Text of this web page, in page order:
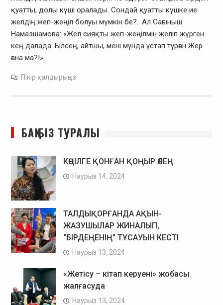
қуатты, долы күші оралады. Сондай қуатты күшке ие
желдің жеп-жеңіл болуы мүмкін бе?.. Ал Сағыныш
Намазшамова: «Жел сияқты жеп-жеңілмін желіп жүрген
кең далада. Білсең, айтшы, мені мұнда ұстап тұрған Жер
ғана ма?!»…
Пікір қалдырыңыз
БАҚ БІЗ ТУРАЛЫ
КӨҢІЛГЕ ҚОНҒАН ҚОҢЫР ӨЛЕҢ
Наурыз 14, 2024
ТАЛДЫҚОРҒАНДА АҚЫН-
ЖАЗУШЫЛАР ЖИНАЛЫП,
“БІРДЕҢЕНІҢ” ТҰСАУЫН КЕСТІ
Наурыз 13, 2024
«Жетісу – кітап керуені» жобасы
жалғасуда
Наурыз 13, 2024